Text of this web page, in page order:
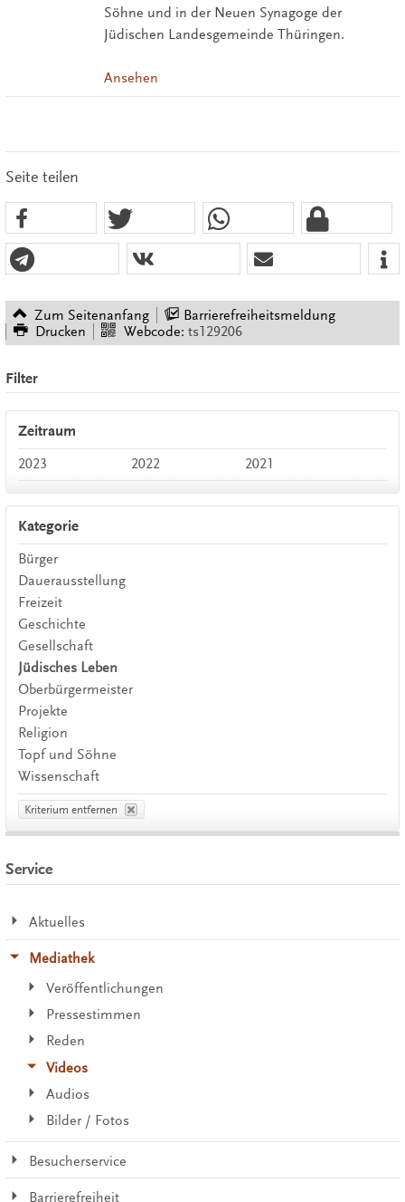
Söhne und in der Neuen Synagoge der
Jüdischen Landesgemeinde Thüringen.
Ansehen
Seite teilen
Zum Seitenanfang
Barrierefreiheitsmeldung
Drucken
Webcode: ts129206
Filter
Zeitraum
2023 2022 2021
Kategorie
Bürger
Dauerausstellung
Freizeit
Geschichte
Gesellschaft
Jüdisches Leben
Oberbürgermeister
Projekte
Religion
Topf und Söhne
Wissenschaft
Kriterium entfernen
Service
Aktuelles
Mediathek
Veröffentlichungen
Pressestimmen
Reden
Videos
Audios
Bilder / Fotos
Besucherservice
Barrierefreiheit